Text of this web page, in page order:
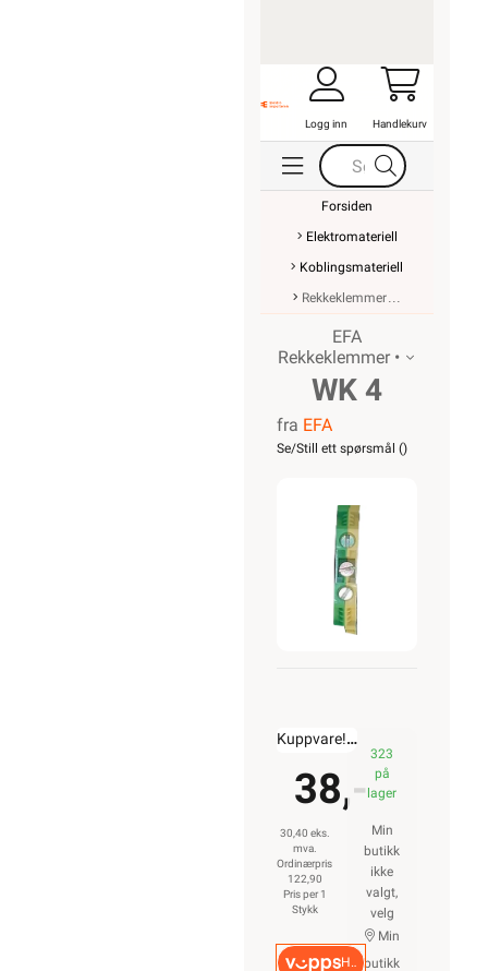
Logg inn Handlekurv
Forsiden
Elektromateriell
Koblingsmateriell
Rekkeklemmer
EFA
Rekkeklemmer •
WK 4
SL/U
VO
fra EFA
Se/Still ett spørsmål ()
Kuppvare!kr. 122,90
38,-
30,40 eks.
mva.
Ordinærpris
122,90
Pris per 1
Stykk
Hurtigkasse
323
på
lager
Min
butikk
ikke
valgt,
velg
Min
butikk